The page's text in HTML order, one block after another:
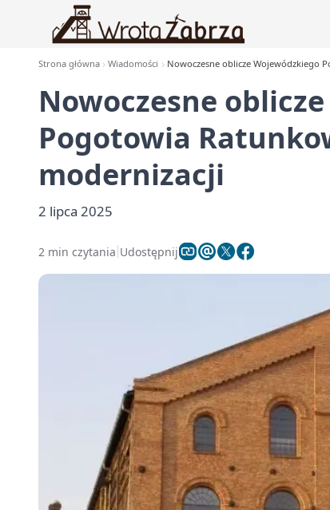
Strona główna Wiadomości Nowoczesne oblicze Wojewódzkiego
Nowoczesne
Pogotowia
modernizacji
2 lipca 2025
2 min czytania Udostępnij